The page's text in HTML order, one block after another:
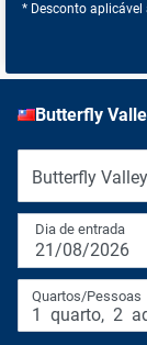
* Desconto
Butterfly
Butterfly
Dia de entrada
21/08/2026
Quartos/Pessoas
1 quarto, 2